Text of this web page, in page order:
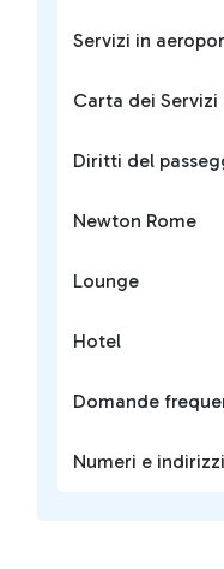
Servizi in
Carta dei Servizi
Diritti del
Newton Rome
Lounge
Hotel
Domande
Numeri e